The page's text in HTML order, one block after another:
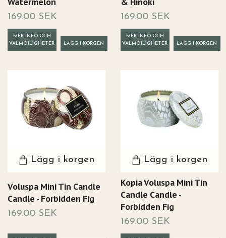
169.00 SEK
MER INFO OCH
VALMÖJLIGHETER
169.00 SEK
MER INFO OCH
VALMÖJLIGHETER
Lägg i korgen
Voluspa Mini Tin Candle
Candle - Forbidden Fig
169.00 SEK
Lägg i korgen
Kopia Voluspa Mini Tin
Candle Candle -
Forbidden Fig
169.00 SEK